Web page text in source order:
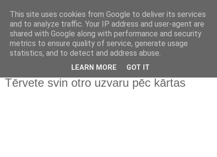
Tērvete svin otro uzvaru pēc kārtas
This site uses cookies from Google to deliver its services
and to analyze traffic. Your IP address and user-agent are
shared with Google along with performance and security
metrics to ensure quality of service, generate usage
statistics, and to detect and address abuse.
LEARN MORE GOT IT